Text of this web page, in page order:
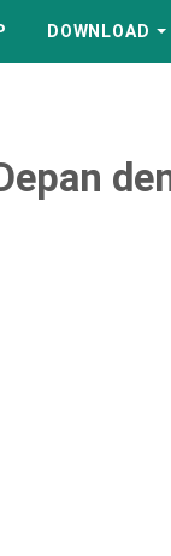
DOWNLOAD